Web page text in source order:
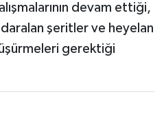
devam ettiği,
şeritler ve heyelan
gerektiği